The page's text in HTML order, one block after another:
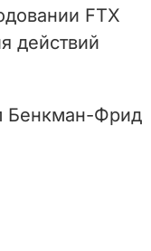
FTX
действий
Бенкман-Фрид